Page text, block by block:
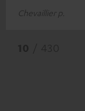
Chevaillier p.